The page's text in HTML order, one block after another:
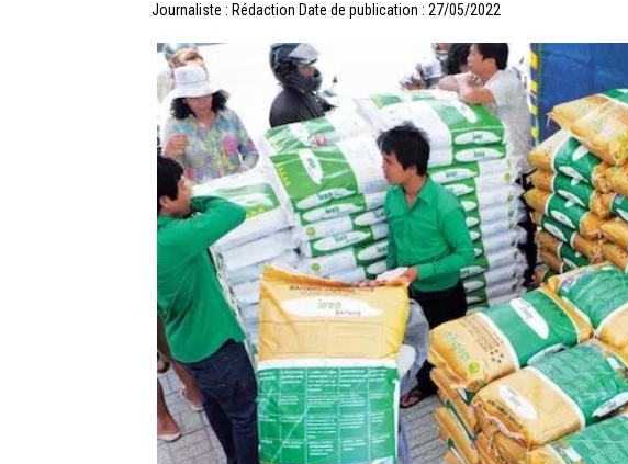
Journaliste : Rédaction Date de publication : 27/05/2022